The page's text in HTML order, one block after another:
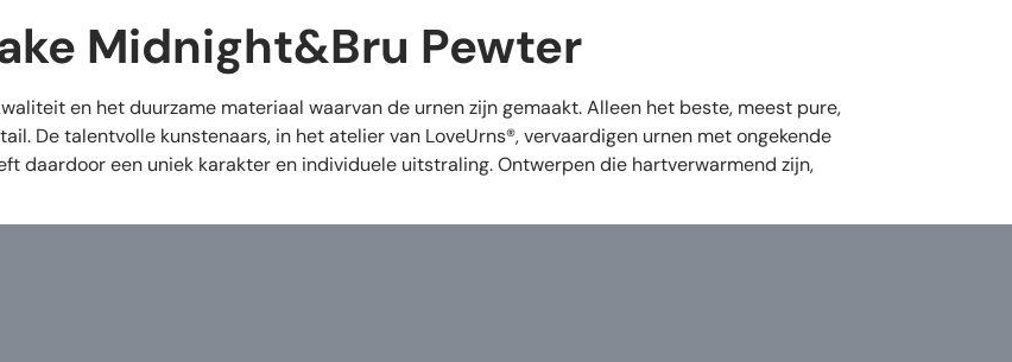
Midnight&Bru Pewter
en het duurzame materiaal waarvan de urnen zijn gemaakt. Alleen het beste, meest pure,
De talentvolle kunstenaars, in het atelier van LoveUrns®, vervaardigen urnen met ongekende
daardoor een uniek karakter en individuele uitstraling. Ontwerpen die hartverwarmend zijn,